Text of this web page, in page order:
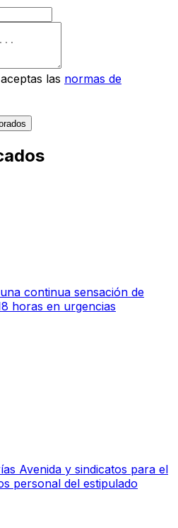
las normas de
continua sensación de
horas en urgencias
Avenida y sindicatos para el
personal del estipulado